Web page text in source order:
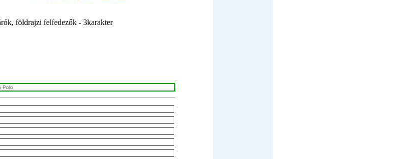
földrajzi felfedezők - 3karakter